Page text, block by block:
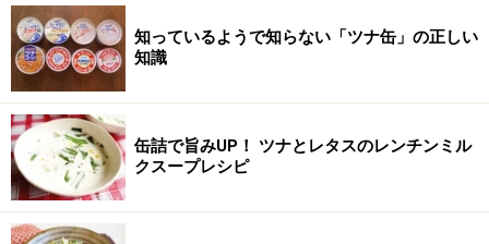
知っているようで知らない「ツナ缶」の正しい
知識
缶詰で旨みUP！ ツナとレタスのレンチンミル
クスープレシピ